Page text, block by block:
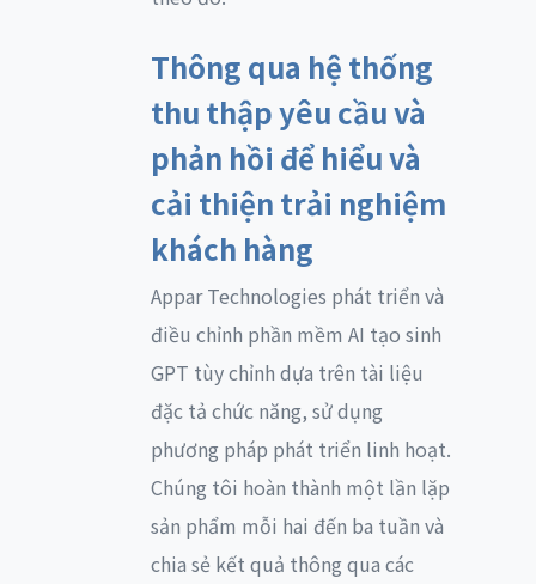
Thông qua hệ thống
thu thập yêu cầu và
phản hồi để hiểu và
cải thiện trải nghiệm
khách hàng
Appar Technologies phát triển và
điều chỉnh phần mềm AI tạo sinh
GPT tùy chỉnh dựa trên tài liệu
đặc tả chức năng, sử dụng
phương pháp phát triển linh hoạt.
Chúng tôi hoàn thành một lần lặp
sản phẩm mỗi hai đến ba tuần và
chia sẻ kết quả thông qua các